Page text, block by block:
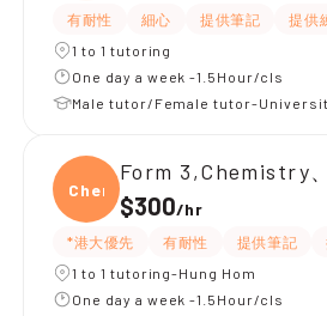
有耐性 細心 提供筆記 提供
1 to 1 tutoring
One day a week -1.5Hour/cls
Male tutor/Female tutor-
Chemi
Form 3,Chemistry
$300/hr
*港大優先 有耐性 提供筆記
1 to 1 tutoring-Hung Hom
One day a week -1.5Hour/cls